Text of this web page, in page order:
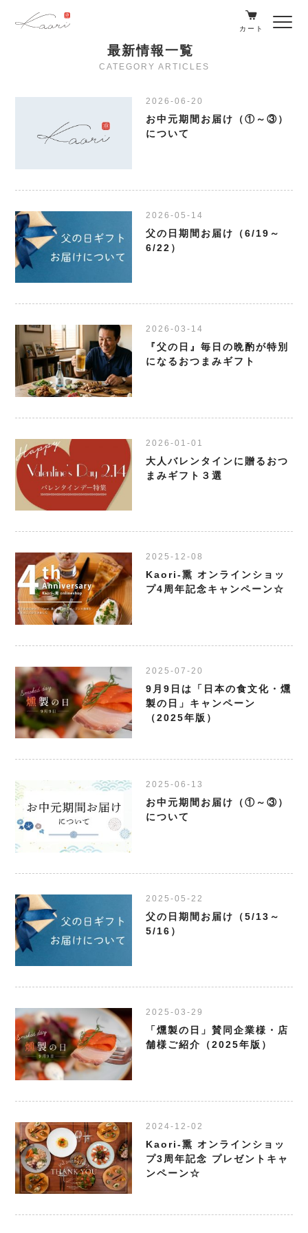
カート
最新情報一覧
CATEGORY ARTICLES
2026-06-20
お中元期間お届け（①～③）
について
2026-05-14
父の日期間お届け（6/19～
6/22）
2026-03-14
『父の日』毎日の晩酌が特別
になるおつまみギフト
2026-01-01
大人バレンタインに贈るおつ
まみギフト３選
2025-12-08
Kaori-熏 オンラインショッ
プ4周年記念キャンペーン☆
2025-07-20
9月9日は「日本の食文化・燻
製の日」キャンペーン
（2025年版）
2025-06-13
お中元期間お届け（①～③）
について
2025-05-22
父の日期間お届け（5/13～
5/16）
2025-03-29
「燻製の日」賛同企業様・店
舗様ご紹介（2025年版）
2024-12-02
Kaori-熏 オンラインショッ
プ3周年記念 プレゼントキャ
ンペーン☆